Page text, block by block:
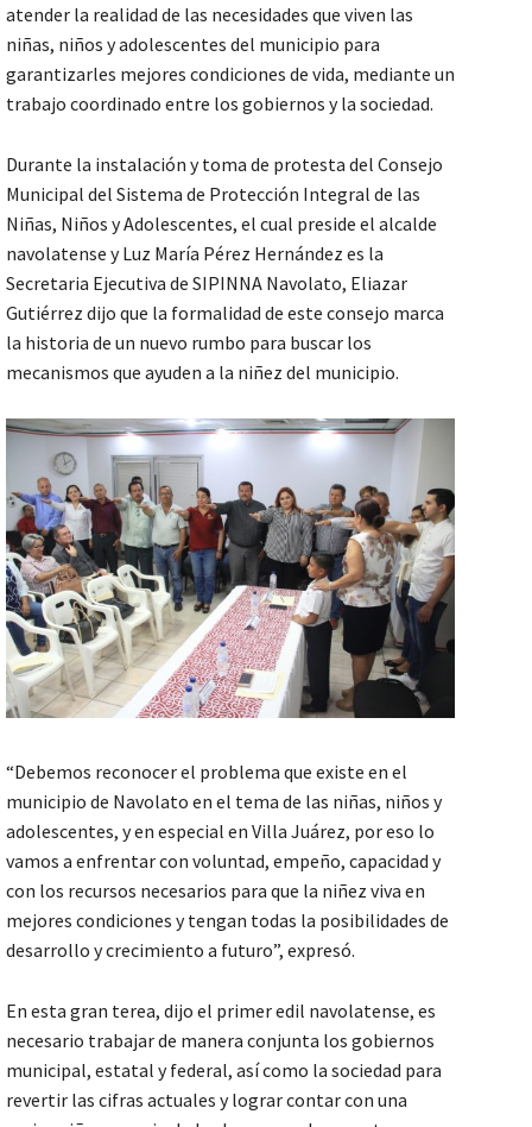
atender la realidad de las necesidades que viven las
niñas, niños y adolescentes del municipio para
garantizarles mejores condiciones de vida, mediante un
trabajo coordinado entre los gobiernos y la sociedad.
Durante la instalación y toma de protesta del Consejo
Municipal del Sistema de Protección Integral de las
Niñas, Niños y Adolescentes, el cual preside el alcalde
navolatense y Luz María Pérez Hernández es la
Secretaria Ejecutiva de SIPINNA Navolato, Eliazar
Gutiérrez dijo que la formalidad de este consejo marca
la historia de un nuevo rumbo para buscar los
mecanismos que ayuden a la niñez del municipio.
“Debemos reconocer el problema que existe en el
municipio de Navolato en el tema de las niñas, niños y
adolescentes, y en especial en Villa Juárez, por eso lo
vamos a enfrentar con voluntad, empeño, capacidad y
con los recursos necesarios para que la niñez viva en
mejores condiciones y tengan todas la posibilidades de
desarrollo y crecimiento a futuro”, expresó.
En esta gran terea, dijo el primer edil navolatense, es
necesario trabajar de manera conjunta los gobiernos
municipal, estatal y federal, así como la sociedad para
revertir las cifras actuales y lograr contar con una